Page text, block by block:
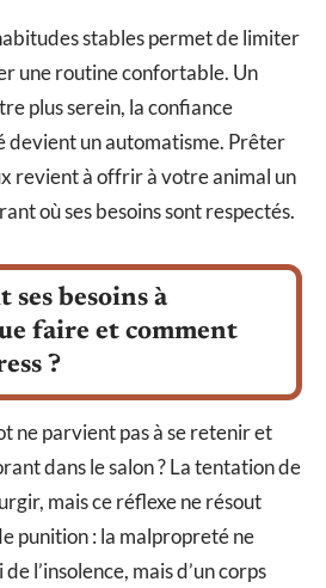
stables permet de limiter
une routine confortable. Un
plus serein, la confiance
devient un automatisme. Prêter
revient à offrir à votre animal un
où ses besoins sont respectés.
besoins à
faire et comment
?
ne parvient pas à se retenir et
dans le salon ? La tentation de
mais ce réflexe ne résout
punition : la malpropreté ne
l’insolence, mais d’un corps